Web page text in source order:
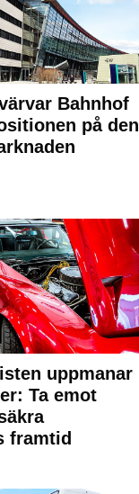
Bahnhof
på den
uppmanar
Ta emot
framtid